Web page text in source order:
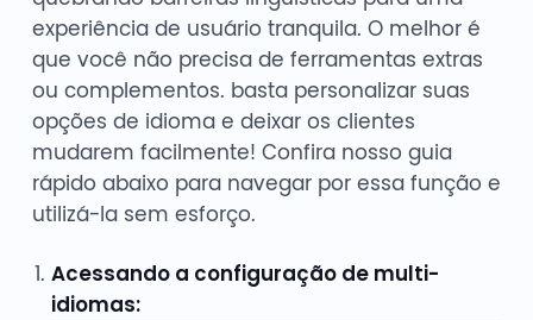
experiência de usuário tranquila. O melhor é
que você não precisa de ferramentas extras
ou complementos. basta personalizar suas
opções de idioma e deixar os clientes
mudarem facilmente! Confira nosso guia
rápido abaixo para navegar por essa função e
utilizá-la sem esforço.
Acessando a configuração de multi-
idiomas: